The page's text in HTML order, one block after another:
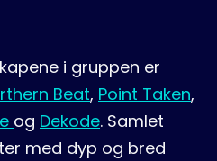
i gruppen er
Beat, Point Taken,
og Dekode. Samlet
med dyp og bred